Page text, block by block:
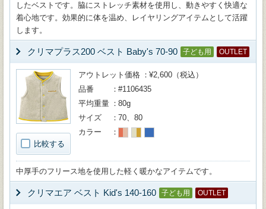
したベストです。脇にストレッチ素材を使用し、動きやすく快適な
着心地です。効果的に体を温め、レイヤリングアイテムとして活躍
します。
クリマプラス200 ベスト Baby's 70-90 子ども用 OUTLET
比較する
アウトレット価格
¥2,600（税込）
品番
#1106435
平均重量
80g
サイズ
70、80
カラー
中厚手のフリース地を使用した軽く暖かなアイテムです。
クリマエア ベスト Kid's 140-160 子ども用 OUTLET